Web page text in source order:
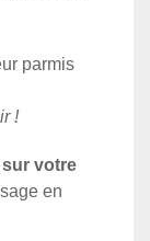
parmis
!
sur votre
en